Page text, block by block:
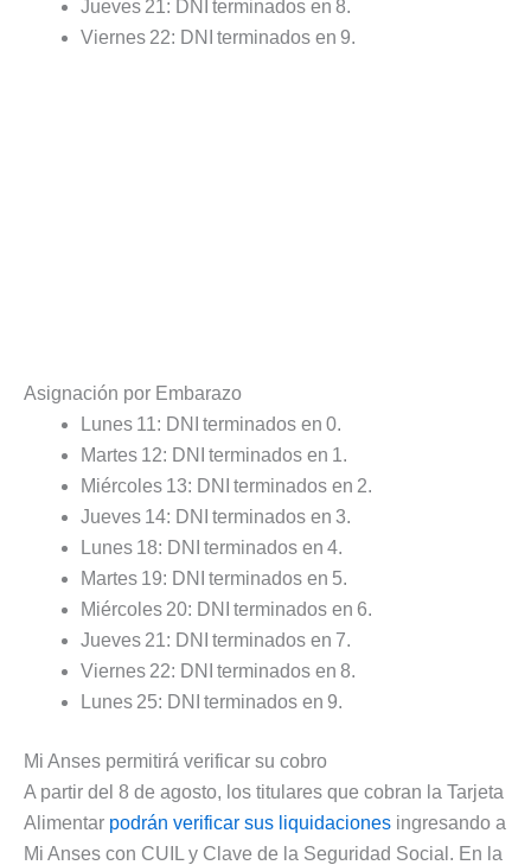
Jueves 21: DNI terminados en 8.
Viernes 22: DNI terminados en 9.
Asignación por Embarazo
Lunes 11: DNI terminados en 0.
Martes 12: DNI terminados en 1.
Miércoles 13: DNI terminados en 2.
Jueves 14: DNI terminados en 3.
Lunes 18: DNI terminados en 4.
Martes 19: DNI terminados en 5.
Miércoles 20: DNI terminados en 6.
Jueves 21: DNI terminados en 7.
Viernes 22: DNI terminados en 8.
Lunes 25: DNI terminados en 9.
Mi Anses permitirá verificar su cobro
A partir del 8 de agosto, los titulares que cobran la Tarjeta
Alimentar podrán verificar sus liquidaciones ingresando a
Mi Anses con CUIL y Clave de la Seguridad Social. En la